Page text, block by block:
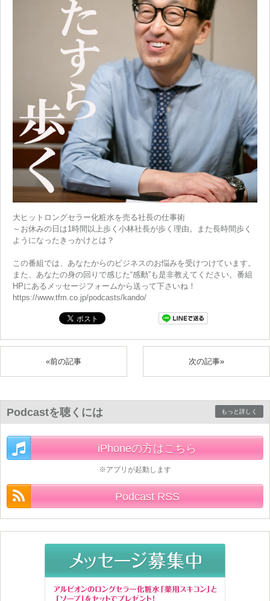
大ヒットロングセラー化粧水を売る社長の仕事術
～お休みの日は1時間以上歩く小林社長が歩く理由。また長時間歩く
ようになったきっかけとは？
この番組では、あなたからのビジネスのお悩みを受けつけています。
また、あなたの身の回りで感じた“感動”も是非教えてください。番組
HPにあるメッセージフォームから送って下さいね！
https://www.tfm.co.jp/podcasts/kando/
«前の記事 次の記事»
Podcastを聴くには もっと詳しく
iPhoneの方はこちら
※アプリが起動します
Podcast RSS